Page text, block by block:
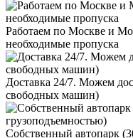
Работаем по Москве и
необходимые пропуска
Доставка 24/7. Можем
свободных машин)
Собственный автопарк